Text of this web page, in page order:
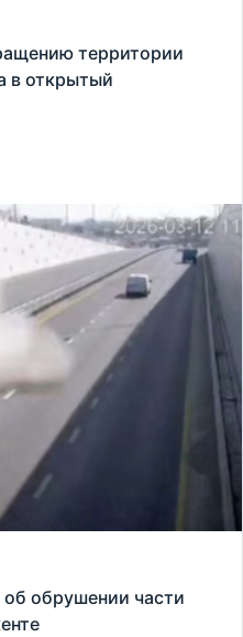
территории
в открытый
обрушении части